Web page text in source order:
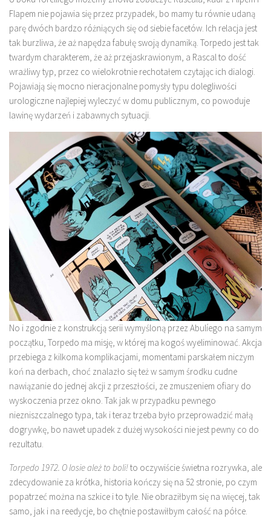
Flapem nie pojawia się przez przypadek, bo mamy tu równie udaną
parę dwóch bardzo różniących się od siebie facetów. Ich relacja jest
tak burzliwa, że aż napędza fabułę swoją dynamiką. Torpedo jest tak
twardym charakterem, że aż przejaskrawionym, a Rascal to dość
wrażliwy typ, przez co wielokrotnie rechotałem czytając ich dialogi.
Pojawiają się mocno nieracjonalne pomysły typu dolegliwości
urologiczne najlepiej wyleczyć w domu publicznym, co powoduje
lawinę wydarzeń i zabawnych sytuacji.
No i zgodnie z konstrukcją serii wymyśloną przez Abulíego na samym
początku, Torpedo ma misję, w której ma kogoś wyeliminować. Akcja
przebiega z kilkoma komplikacjami, momentami parskałem niczym
koń na derbach, choć znalazło się też w samym środku cudne
nawiązanie do jednej akcji z przeszłości, ze zmuszeniem ofiary do
wyskoczenia przez okno. Tak jak w przypadku pewnego
niezniszczalnego typa, tak i teraz trzeba było przeprowadzić małą
dogrywkę, bo nawet upadek z dużej wysokości nie jest pewny co do
rezultatu.
Torpedo 1972. O losie ależ to boli!to oczywiście świetna rozrywka, ale
zdecydowanie za krótka, historia kończy się na 52 stronie, po czym
popatrzeć można na szkice i to tyle. Nie obraziłbym się na więcej, tak
samo, jak i na reedycje, bo chętnie postawiłbym całość na półce.